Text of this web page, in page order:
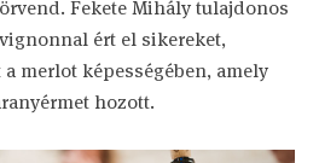
Fekete Mihály tulajdonos
ért el sikereket,
merlot képességében, amely
hozott.